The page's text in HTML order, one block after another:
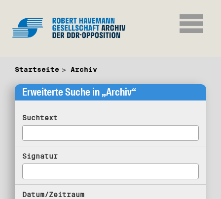
Startseite Archiv
Erweiterte Suche in „Archiv“
Suchtext
Signatur
Datum/Zeitraum